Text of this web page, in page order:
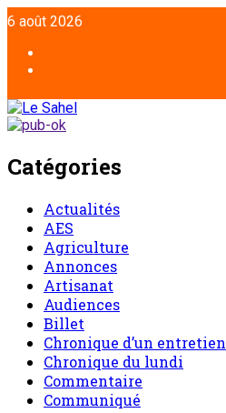
6 août 2026
Catégories
Actualités
AES
Agriculture
Annonces
Artisanat
Audiences
Billet
Chronique d’un entretien
Chronique du lundi
Commentaire
Communiqué